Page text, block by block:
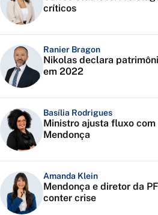
críticos
Ranier Bragon
Nikolas declara
em 2022
Basília Rodrigues
Ministro ajusta fluxo
Mendonça
Amanda Klein
Mendonça e diretor da
conter crise